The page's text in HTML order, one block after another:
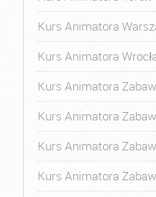
Kurs Animatora
Kurs Animatora
Kurs Animatora Zabaw
Kurs Animatora
Kurs Animatora
Kurs Animatora